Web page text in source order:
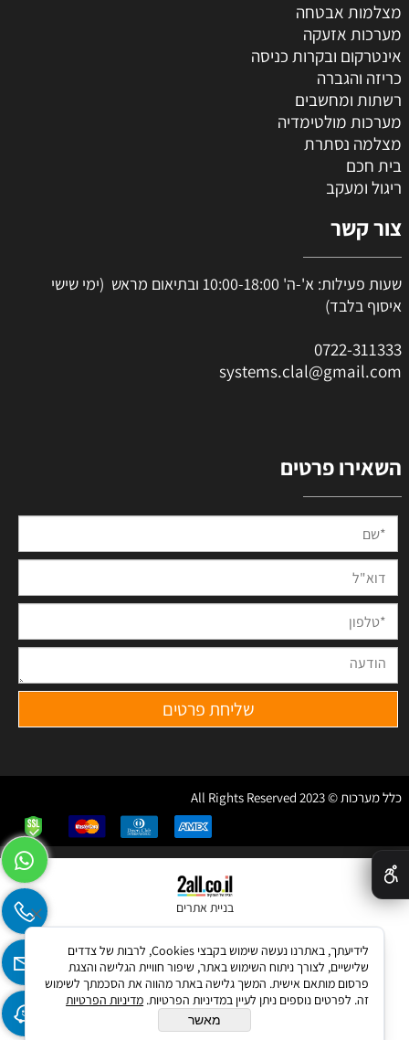
מצלמות אבטחה
מערכות אזעקה
אינטרקום ובקרות כניסה
כריזה והגברה
רשתות ומחשבים
מערכות מולטימדיה
מצלמה נסתרת
בית חכם
ריגול ומעקב
צור קשר
שעות פעילות: א'-ה' 10:00-18:00 ובתיאום מראש (ימי שישי
איסוף בלבד)
0722-311333
systems.clal@gmail.com
השאירו פרטים
כלל מערכות © 2023 All Rights Reserved
בניית אתרים
לידיעתך, באתרנו נעשה שימוש בקבצי Cookies, לרבות של צדדים
שלישיים, לצורך ניתוח השימוש באתר, שיפור חוויית הגלישה והצגת
פרסום מותאם אישית. המשך גלישה באתר מהווה את הסכמתך לשימוש
זה. לפרטים נוספים ניתן לעיין במדיניות הפרטיות. מדיניות הפרטיות
מאשר